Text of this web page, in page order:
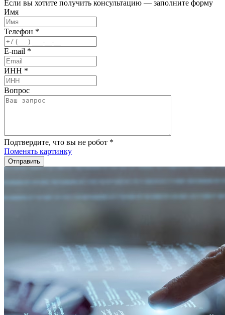
Если вы хотите получить консультацию — заполните форму
Имя
Телефон *
E-mail *
ИНН *
Вопрос
Подтвердите, что вы не робот *
Поменять картинку